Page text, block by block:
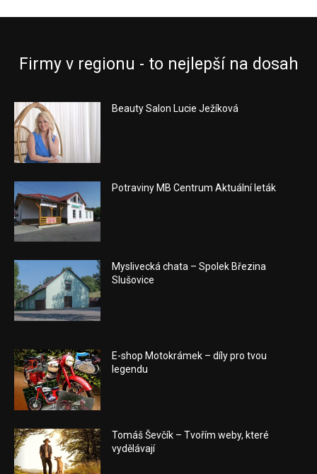
Firmy v regionu - to nejlepší na dosah
Beauty Salon Lucie Ježíková
Potraviny MB Centrum Aktuální leták
Myslivecká chata – Spolek Březina
Slušovice
E-shop Motokrámek – díly pro tvou
legendu
Tomáš Ševčík – Tvořím weby, které
vydělávají